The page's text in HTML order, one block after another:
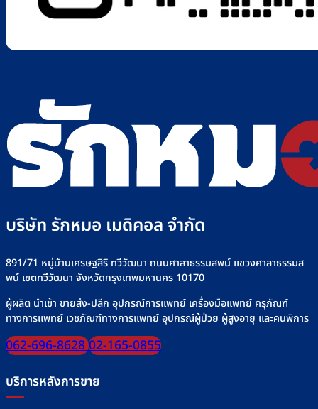
บริษัท รักหมอ เมดิคอล จำกัด
891/71 หมู่บ้านเศรษฐสิริ ทวีวัฒนา ถนนศาลาธรรมสพน์ แขวงศาลาธรรมส
พน์ เขตทวีวัฒนา จังหวัดกรุงเทพมหานคร 10170
ผู้ผลิต นำเข้า ขายส่ง-ปลีก อุปกรณ์การแพทย์ เครื่องมือแพทย์ ครุภัณฑ์
ทางการแพทย์ เวชภัณฑ์ทางการแพทย์ อุปกรณ์ผู้ป่วย ผู้สูงอายุ และคนพิการ
062-696-862802-165-0855
บริการหลังการขาย